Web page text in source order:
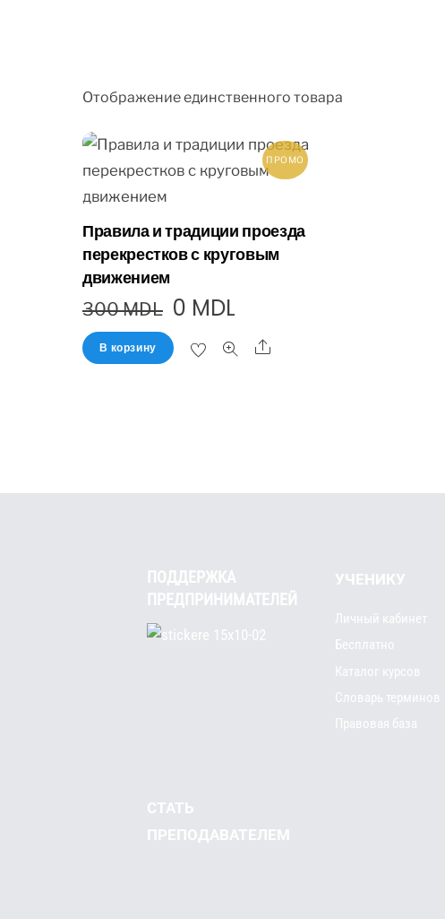
Отображение единственного товара
ПРОМО
Правила и традиции проезда
перекрестков с круговым
движением
300MDL 0 MDL
В корзину
ПОДДЕРЖКА
ПРЕДПРИНИМАТЕЛЕЙ
УЧЕНИКУ
Личный кабинет
Бесплатно
Каталог курсов
Словарь терминов
Правовая база
СТАТЬ
ПРЕПОДАВАТЕЛЕМ